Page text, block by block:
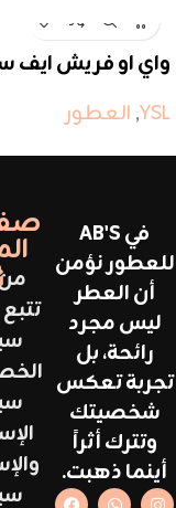
واي او فريش ايف
YSL
, العطور
في AB'S
للعطور نؤمن
أن العطر
ليس مجرد
رائحة، بل
تجربة تعكس
شخصيتك
وتترك أثراً
أينما ذهبت.